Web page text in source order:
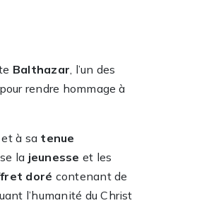
Balthazar, l’un des
rendre hommage à
et à sa tenue
la jeunesse et les
doré contenant de
l’humanité du Christ